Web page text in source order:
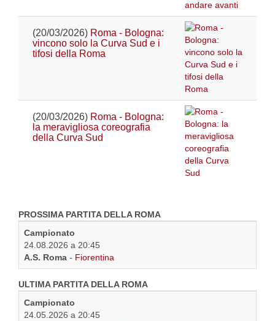
(20/03/2026) Roma - Bologna:
vincono solo la Curva Sud e i
tifosi della Roma
(20/03/2026) Roma - Bologna:
la meravigliosa coreografia
della Curva Sud
PROSSIMA PARTITA DELLA ROMA
Campionato
24.08.2026 a 20:45
A.S. Roma - Fiorentina
ULTIMA PARTITA DELLA ROMA
Campionato
24.05.2026 a 20:45